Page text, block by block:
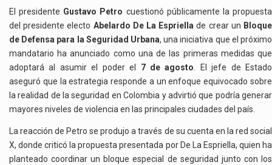
El presidente Gustavo Petro cuestionó públicamente la propuesta
del presidente electo Abelardo De La Espriella de crear un Bloque
de Defensa para la Seguridad Urbana, una iniciativa que el próximo
mandatario ha anunciado como una de las primeras medidas que
adoptará al asumir el poder el 7 de agosto. El jefe de Estado
aseguró que la estrategia responde a un enfoque equivocado sobre
la realidad de la seguridad en Colombia y advirtió que podría generar
mayores niveles de violencia en las principales ciudades del país.
La reacción de Petro se produjo a través de su cuenta en la red social
X, donde criticó la propuesta presentada por De La Espriella, quien ha
planteado coordinar un bloque especial de seguridad junto con los